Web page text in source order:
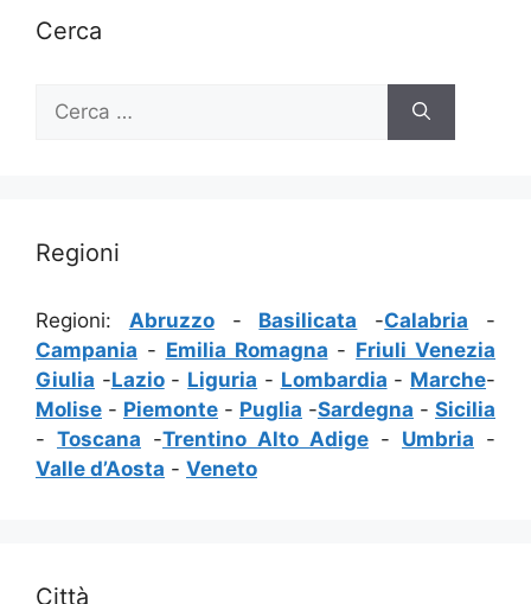
Cerca
per:
Regioni
Regioni: Abruzzo- Basilicata -Calabria -
Campania - Emilia Romagna - Friuli Venezia
Giulia -Lazio- Liguria - Lombardia - Marche-
Molise - Piemonte - Puglia -Sardegna - Sicilia
- Toscana -Trentino Alto Adige - Umbria -
Valle d’Aosta - Veneto
Città